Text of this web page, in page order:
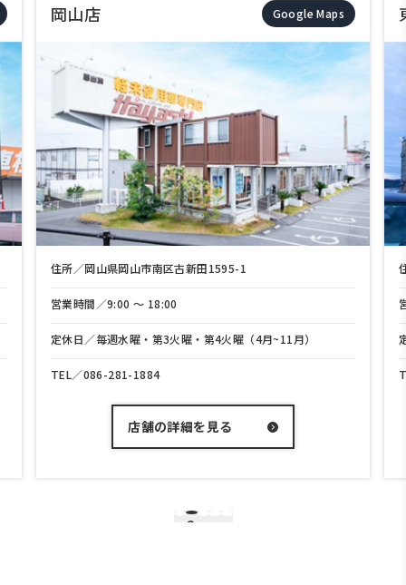
岡山店 Google Maps
住所／岡山県岡山市南区古新田1595-1
営業時間／9:00 〜 18:00
定休日／毎週水曜・第3火曜・第4火曜（4月~11月）
TEL／086-281-1884
店舗の詳細を見る
2